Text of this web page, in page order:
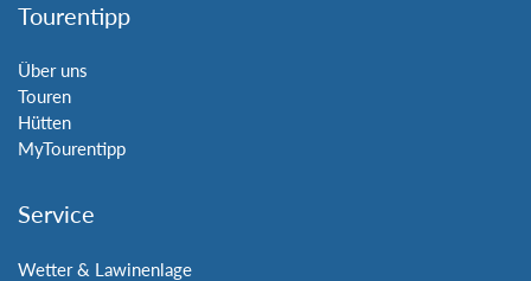
Tourentipp
Über uns
Touren
Hütten
MyTourentipp
Service
Wetter & Lawinenlage